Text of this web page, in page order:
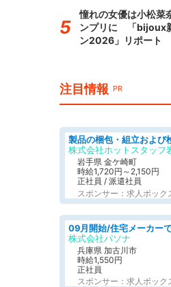
憧れの女優は小松菜
ンプリに 「bijoux
ン2026」リポート
注目情報 PR
株式会社ホットスタッフ
岩手県 金ケ崎町
時給1,720円～2,150円
正社員 / 派遣社員
スポンサー：求人ボック
株式会社パソナ
兵庫県 加古川市
時給1,550円
正社員
スポンサー：求人ボック